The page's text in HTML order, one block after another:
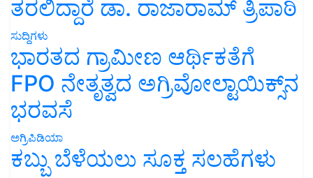
ತರಲಿದ್ದಾರೆ ಡಾ. ರಾಜಾರಾಮ್ ತ್ರಿಪಾಠಿ
ಸುದ್ದಿಗಳು
ಭಾರತದ ಗ್ರಾಮೀಣ ಆರ್ಥಿಕತೆಗೆ
FPO ನೇತೃತ್ವದ ಅಗ್ರಿವೋಲ್ಟಾಯಿಕ್ಸ್‌ನ
ಭರವಸೆ
ಅಗ್ರಿಪಿಡಿಯಾ
ಕಬ್ಬು ಬೆಳೆಯಲು ಸೂಕ್ತ ಸಲಹೆಗಳು